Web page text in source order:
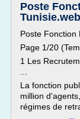
Poste
Poste Fonction
Page 1/20
1 Les
La fonction
million
régimes de